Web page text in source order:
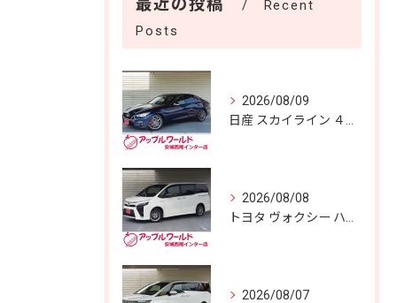
最近の投稿
Recent
Posts
2026/08/09
2026/08/08
2026/08/07